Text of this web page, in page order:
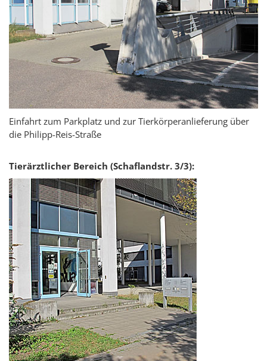
Einfahrt zum Parkplatz und zur Tierkörperanlieferung über
die Philipp-Reis-Straße
Tierärztlicher Bereich (Schaflandstr. 3/3):